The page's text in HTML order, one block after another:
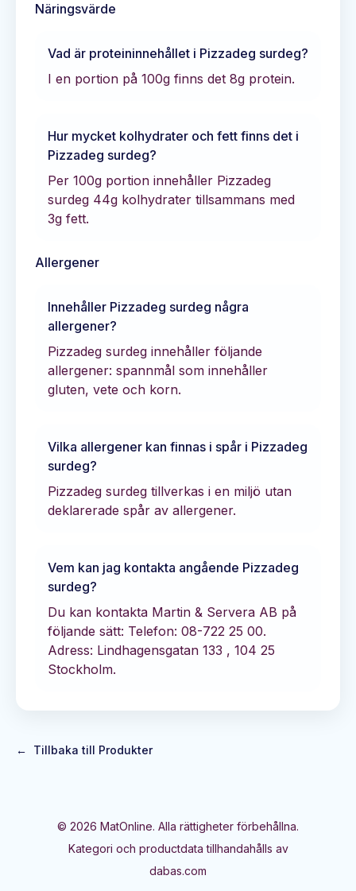
Näringsvärde
Vad är proteininnehållet i Pizzadeg surdeg?
I en portion på 100g finns det 8g protein.
Hur mycket kolhydrater och fett finns det i
Pizzadeg surdeg?
Per 100g portion innehåller Pizzadeg
surdeg 44g kolhydrater tillsammans med
3g fett.
Allergener
Innehåller Pizzadeg surdeg några
allergener?
Pizzadeg surdeg innehåller följande
allergener: spannmål som innehåller
gluten, vete och korn.
Vilka allergener kan finnas i spår i Pizzadeg
surdeg?
Pizzadeg surdeg tillverkas i en miljö utan
deklarerade spår av allergener.
Vem kan jag kontakta angående Pizzadeg
surdeg?
Du kan kontakta Martin & Servera AB på
följande sätt: Telefon: 08-722 25 00.
Adress: Lindhagensgatan 133 , 104 25
Stockholm.
← Tillbaka till Produkter
© 2026 MatOnline. Alla rättigheter förbehållna.
Kategori och productdata tillhandahålls av
dabas.com